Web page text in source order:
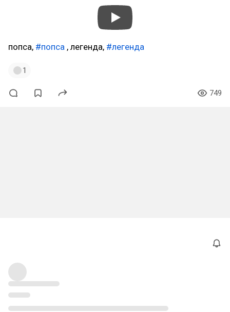
попса, #попса , легенда, #легенда
1
749